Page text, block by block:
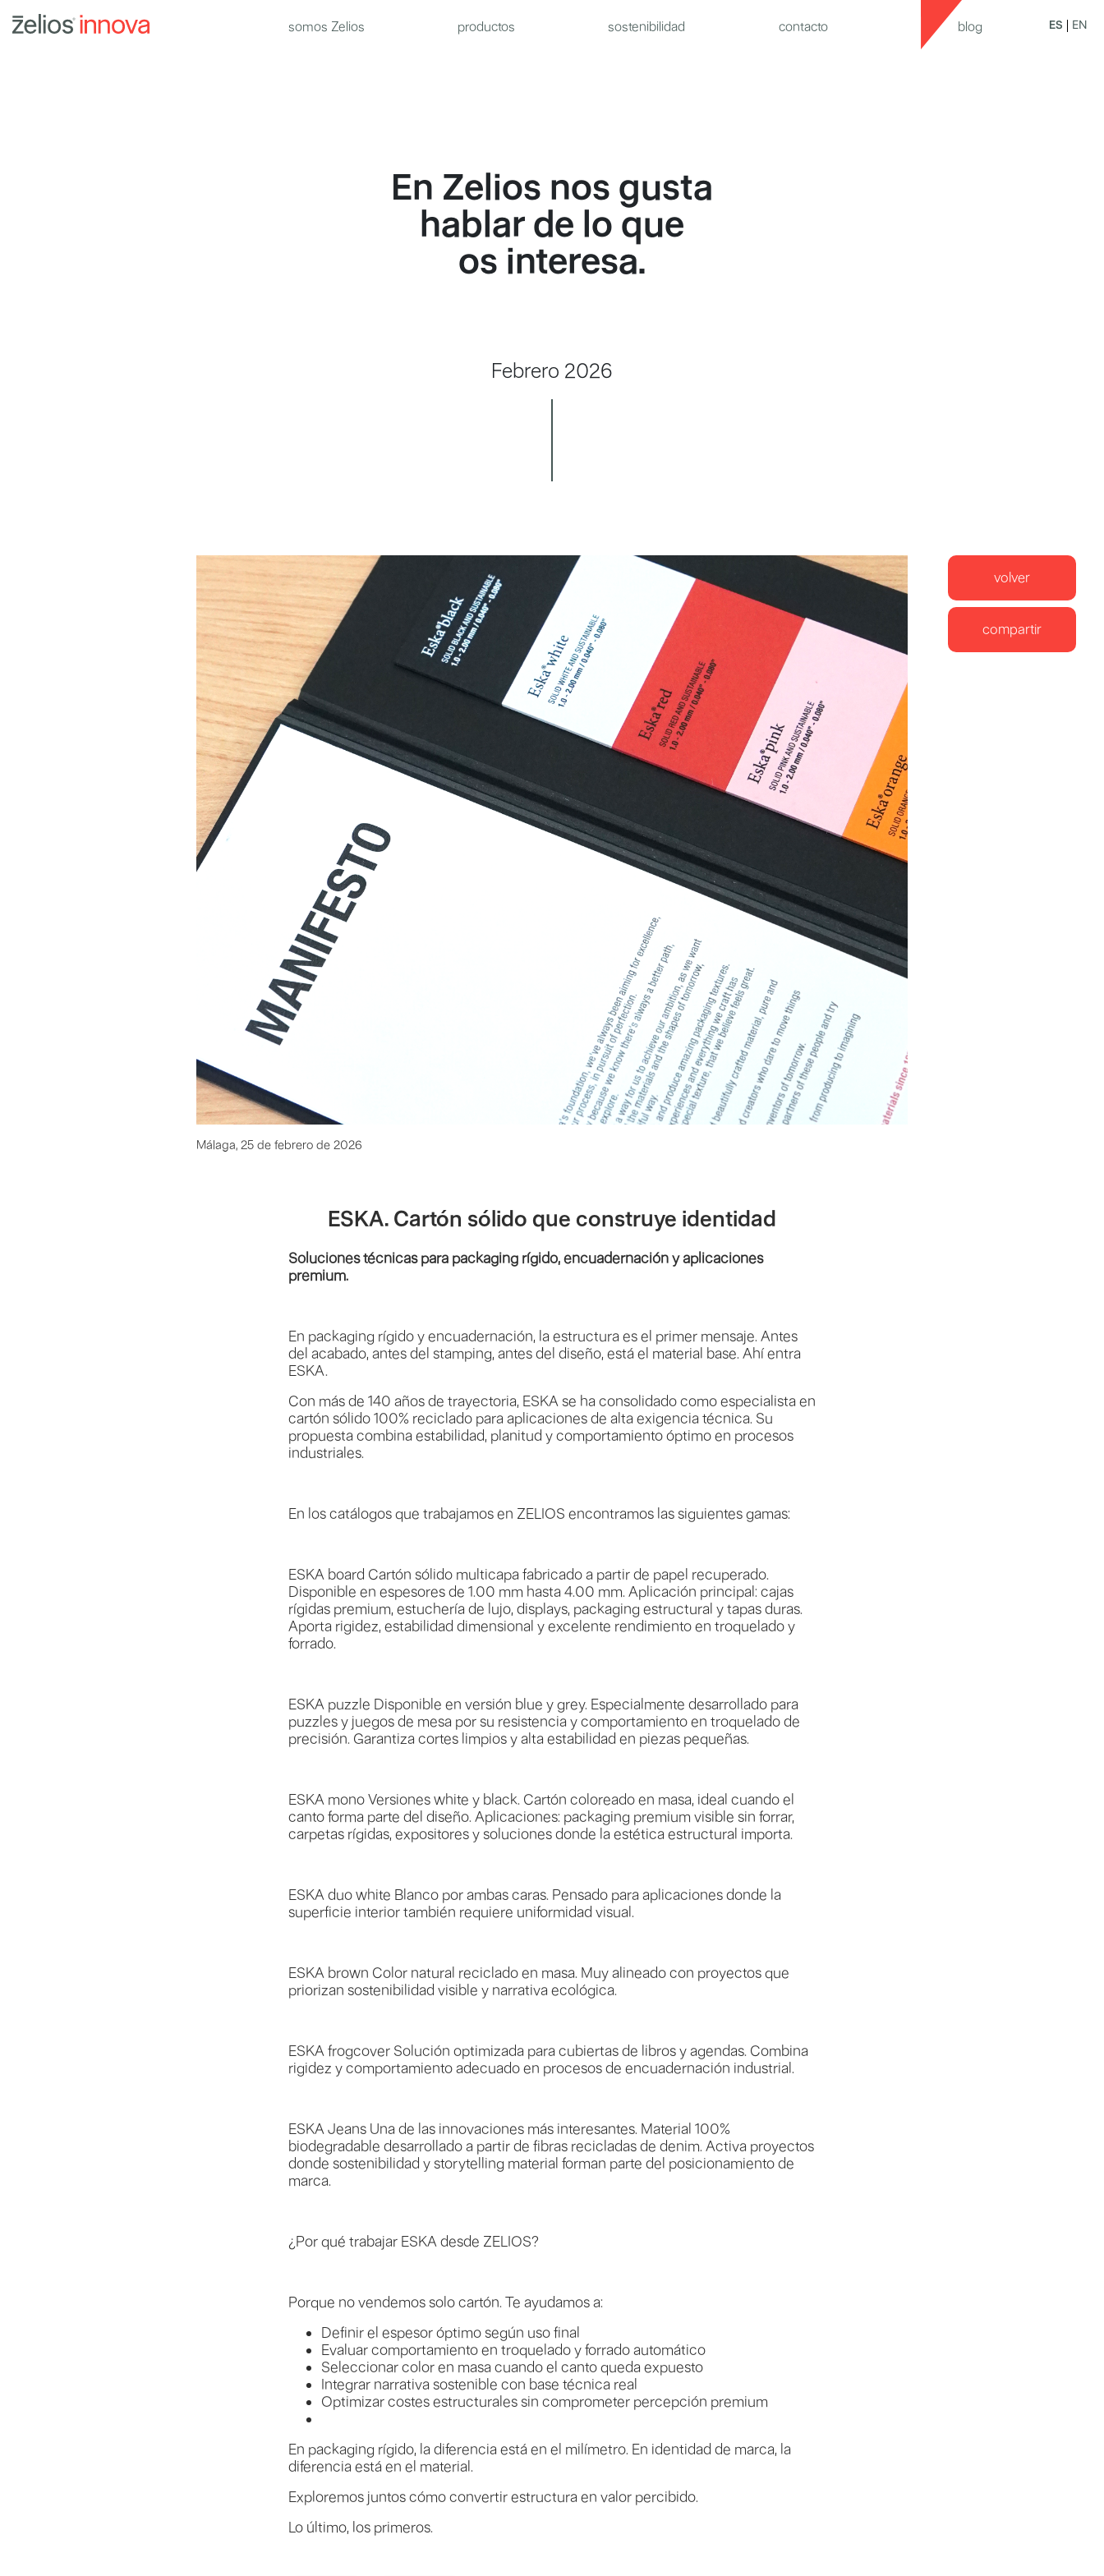
somos Zelios productos sostenibilidad contacto blog ES EN
En Zelios nos gusta
hablar de lo que
os interesa.
Febrero 2026
Málaga, 25 de febrero de 2026
volver
compartir
ESKA. Cartón sólido que construye identidad
Soluciones técnicas para packaging rígido, encuadernación y aplicaciones
premium.
En packaging rígido y encuadernación, la estructura es el primer mensaje. Antes
del acabado, antes del stamping, antes del diseño, está el material base. Ahí entra
ESKA.
Con más de 140 años de trayectoria, ESKA se ha consolidado como especialista en
cartón sólido 100% reciclado para aplicaciones de alta exigencia técnica. Su
propuesta combina estabilidad, planitud y comportamiento óptimo en procesos
industriales.
En los catálogos que trabajamos en ZELIOS encontramos las siguientes gamas:
ESKA board Cartón sólido multicapa fabricado a partir de papel recuperado.
Disponible en espesores de 1.00 mm hasta 4.00 mm. Aplicación principal: cajas
rígidas premium, estuchería de lujo, displays, packaging estructural y tapas duras.
Aporta rigidez, estabilidad dimensional y excelente rendimiento en troquelado y
forrado.
ESKA puzzle Disponible en versión blue y grey. Especialmente desarrollado para
puzzles y juegos de mesa por su resistencia y comportamiento en troquelado de
precisión. Garantiza cortes limpios y alta estabilidad en piezas pequeñas.
ESKA mono Versiones white y black. Cartón coloreado en masa, ideal cuando el
canto forma parte del diseño. Aplicaciones: packaging premium visible sin forrar,
carpetas rígidas, expositores y soluciones donde la estética estructural importa.
ESKA duo white Blanco por ambas caras. Pensado para aplicaciones donde la
superficie interior también requiere uniformidad visual.
ESKA brown Color natural reciclado en masa. Muy alineado con proyectos que
priorizan sostenibilidad visible y narrativa ecológica.
ESKA frogcover Solución optimizada para cubiertas de libros y agendas. Combina
rigidez y comportamiento adecuado en procesos de encuadernación industrial.
ESKA Jeans Una de las innovaciones más interesantes. Material 100%
biodegradable desarrollado a partir de fibras recicladas de denim. Activa proyectos
donde sostenibilidad y storytelling material forman parte del posicionamiento de
marca.
¿Por qué trabajar ESKA desde ZELIOS?
Porque no vendemos solo cartón. Te ayudamos a:
Definir el espesor óptimo según uso final
Evaluar comportamiento en troquelado y forrado automático
Seleccionar color en masa cuando el canto queda expuesto
Integrar narrativa sostenible con base técnica real
Optimizar costes estructurales sin comprometer percepción premium
En packaging rígido, la diferencia está en el milímetro. En identidad de marca, la
diferencia está en el material.
Exploremos juntos cómo convertir estructura en valor percibido.
Lo último, los primeros.